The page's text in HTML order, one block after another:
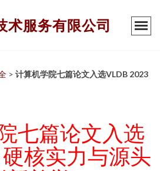
术服务有限公司
> 计算机学院七篇论文入选VLDB 2023
七篇论文入选
硬核实力与源头